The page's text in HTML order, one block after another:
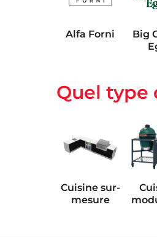
Alfa Forni
Big
Escape
Quel type
Cuisine sur-
mesure